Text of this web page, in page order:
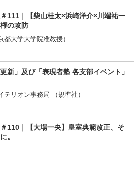
111｜【柴山桂太×浜崎洋介×川端祐一
の攻防
都大学大学院准教授）
新」及び「表現者塾 各支部イベント」
テリオン事務局 （規準社）
110｜【大場一央】皇室典範改正、そ
。